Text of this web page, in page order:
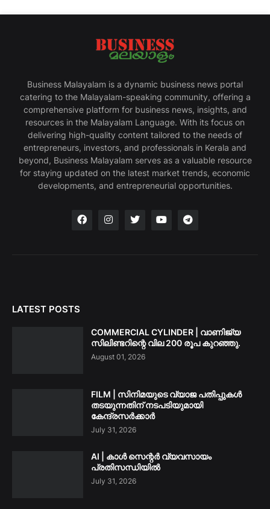
Business Malayalam is a dynamic business news portal
catering to the Malayalam-speaking community, offering a
comprehensive platform for business news, insights, and
resources in the Malayalam Language. With its focus on
delivering high-quality content tailored to the needs of
entrepreneurs, investors, and professionals in Kerala and
beyond, Business Malayalam serves as a valuable resource
for staying updated on the latest market trends, economic
developments, and entrepreneurial opportunities.
LATEST POSTS
COMMERCIAL CYLINDER | വാണിജ്യ
സിലിണ്ടറിന്റെ വില 200 രൂപ കുറഞ്ഞു.
August 01, 2026
FILM | സിനിമയുടെ വ്യാജ പതിപ്പുകൾ
തടയുന്നതിന് നടപടിയുമായി
കേന്ദ്രസർക്കാർ
July 31, 2026
AI | കാൾ സെന്റർ വ്യവസായം
പ്രതിസന്ധിയിൽ
July 31, 2026